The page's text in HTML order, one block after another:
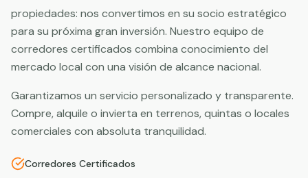
propiedades: nos convertimos en su socio estratégico
para su próxima gran inversión. Nuestro equipo de
corredores certificados combina conocimiento del
mercado local con una visión de alcance nacional.
Garantizamos un servicio personalizado y transparente.
Compre, alquile o invierta en terrenos, quintas o locales
comerciales con absoluta tranquilidad.
Corredores Certificados